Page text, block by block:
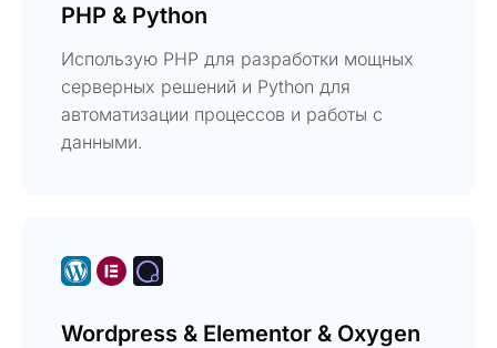
PHP & Python
Использую PHP для разработки мощных
серверных решений и Python для
автоматизации процессов и работы с
данными.
Wordpress & Elementor & Oxygen